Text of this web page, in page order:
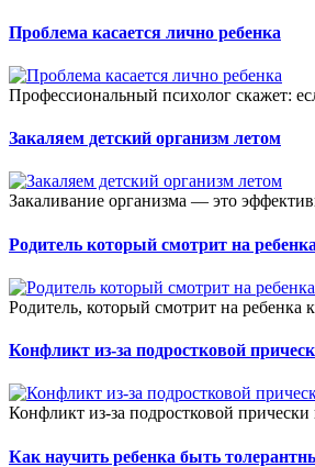
Проблема касается лично ребенка
Профессиональный психолог скажет:
Закаляем детский организм летом
Закаливание организма — это
Родитель который смотрит на
Родитель, который смотрит на ребенка
Конфликт из-за подростковой
Конфликт из-за подростковой
Как научить ребенка быть